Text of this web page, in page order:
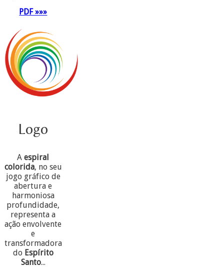
PDF »»»
Logo
Aespiral
colorida, no seu
jogo gráfico de
abertura e
harmoniosa
profundidade,
representa a
ação envolvente
e
transformadora
do Espírito
Santo...